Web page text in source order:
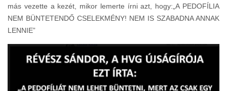
más vezette a kezét, mikor lemerte írni azt, hogy:„A PEDOFÍLIA
NEM BÜNTETENDŐ CSELEKMÉNY! NEM IS SZABADNA ANNAK
LENNIE”